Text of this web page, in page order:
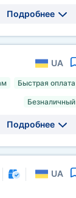
Подробнее
UA
Быстрая оплата
Безналичный
Подробнее
UA